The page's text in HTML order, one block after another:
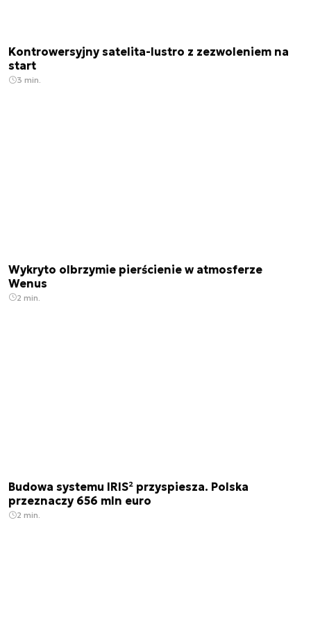
Kontrowersyjny satelita-lustro z zezwoleniem na
start
3 min.
Wykryto olbrzymie pierścienie w atmosferze
Wenus
2 min.
Budowa systemu IRIS² przyspiesza. Polska
przeznaczy 656 mln euro
2 min.